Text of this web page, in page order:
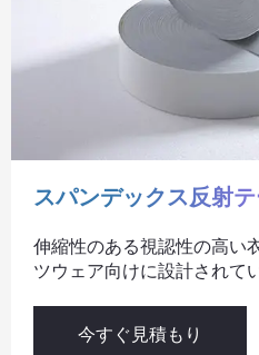
スパンデックス反射
伸縮性のある視認性の高い
ツウェア向けに設計されて
今すぐ見積もり